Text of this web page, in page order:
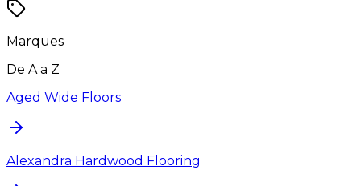
Marques
De A a Z
Aged Wide Floors
Alexandra Hardwood Flooring